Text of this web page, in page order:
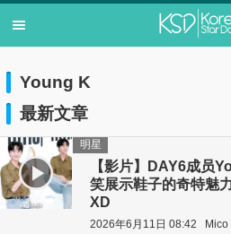
Young K
最新文章
【影片】DAY6成员
笑展示鞋子的奇特魅
XD
明星
2026年6月11日 08:42 Mico